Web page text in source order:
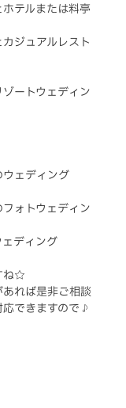
テルまたは料亭
ジュアルレスト
ートウェディン
ェディング
ォトウェディン
ディング
ね☆
れば是非ご相談
応できますので♪